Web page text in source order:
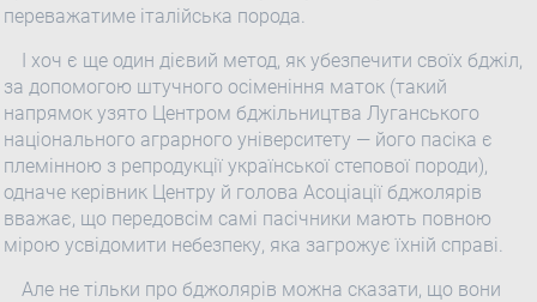
переважатиме італійська порода.
І хоч є ще один дієвий метод, як убезпечити своїх бджіл,
за допомогою штучного осіменіння маток (такий
напрямок узято Центром бджільництва Луганського
національного аграрного університету — його пасіка є
племінною з репродукції української степової породи),
одначе керівник Центру й голова Асоціації бджолярів
вважає, що передовсім самі пасічники мають повною
мірою усвідомити небезпеку, яка загрожує їхній справі.
Але не тільки про бджолярів можна сказати, що вони